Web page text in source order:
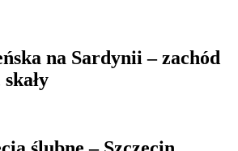
na Sardynii – zachód